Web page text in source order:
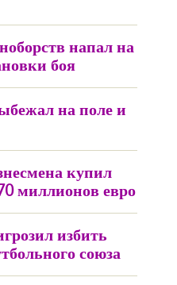
напал на
боя
на поле и
купил
миллионов евро
избить
союза